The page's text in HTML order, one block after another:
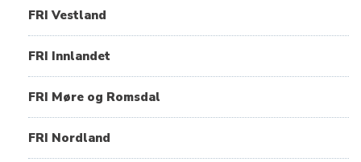
FRI Vestland
FRI Innlandet
FRI Møre og Romsdal
FRI Nordland